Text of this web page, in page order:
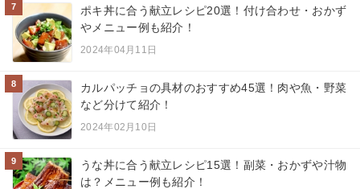
7
ポキ丼に合う献立レシピ20選！付け合わせ・おかず
やメニュー例も紹介！
2024年04月11日
8
カルパッチョの具材のおすすめ45選！肉や魚・野菜
など分けて紹介！
2024年02月10日
9
うな丼に合う献立レシピ15選！副菜・おかずや汁物
は？メニュー例も紹介！